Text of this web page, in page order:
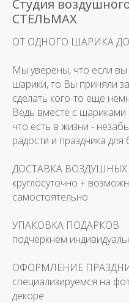
Студия
СТЕЛЬМАХ
ОТ ОДНОГО ШАРИКА
Мы уверены, что если вы
шарики, то Вы приняли
сделать кого-то еще
Ведь вместе с
что есть в жизни -
радости и праздника для
ДОСТАВКА
круглосуточно +
самостоятельно
УПАКОВКА ПОДАРКОВ
подчеркнем
ОФОРМЛЕНИЕ
специализируемся на
декоре